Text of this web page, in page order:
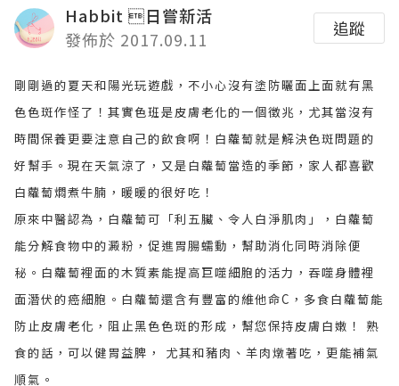
Habbit 日嘗新活
發佈於 2017.09.11
追蹤
剛剛過的夏天和陽光玩遊戲，不小心沒有塗防曬面上面就有黑
色色斑作怪了！其實色班是皮膚老化的一個徵兆，尤其當沒有
時間保養更要注意自己的飲食啊！白蘿蔔就是解決色斑問題的
好幫手。現在天氣涼了，又是白蘿蔔當造的季節，家人都喜歡
白蘿蔔燜煮牛腩，暖暖的很好吃！
原來中醫認為，白蘿蔔可「利五臟、令人白淨肌肉」，白蘿蔔
能分解食物中的澱粉，促進胃腸蠕動，幫助消化同時消除便
秘。白蘿蔔裡面的木質素能提高巨噬細胞的活力，吞噬身體裡
面潛伏的癌細胞。白蘿蔔還含有豐富的維他命C，多食白蘿蔔能
防止皮膚老化，阻止黑色色斑的形成，幫您保持皮膚白嫩！ 熟
食的話，可以健胃益脾， 尤其和豬肉、羊肉燉著吃，更能補氣
順氣。